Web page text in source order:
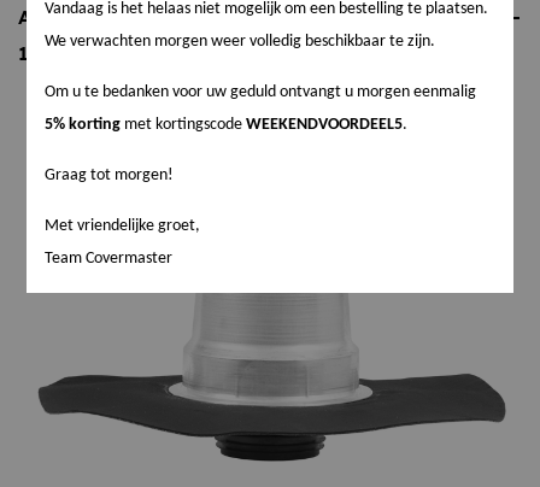
Anjo Ventilatie dakdoorvoer met zelfklevend EPDM -
150-160 mm - Zonder Kap
Vandaag is het helaas niet mogelijk om een bestelling te plaatsen.
We verwachten morgen weer volledig beschikbaar te zijn.
Om u te bedanken voor uw geduld ontvangt u morgen eenmalig
5% korting met kortingscodeWEEKENDVOORDEEL5.
Graag tot morgen!
Met vriendelijke groet,
Team Covermaster